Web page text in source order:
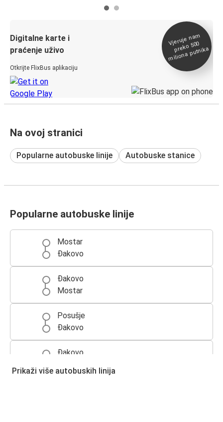
Digitalne karte i
praćenje uživo
Otkrijte FlixBus aplikaciju
Vjeruje na
m
preko 500
miliona putnika
Na ovoj stranici
Popularne autobuske linije Autobuske stanice
Popularne autobuske linije
Mostar
Đakovo
Đakovo
Mostar
Posušje
Đakovo
Đakovo
Prikaži više autobuskih linija